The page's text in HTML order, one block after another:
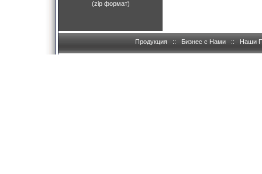
(zip формат)
Продукция :: Бизнес с Нами :: Наши